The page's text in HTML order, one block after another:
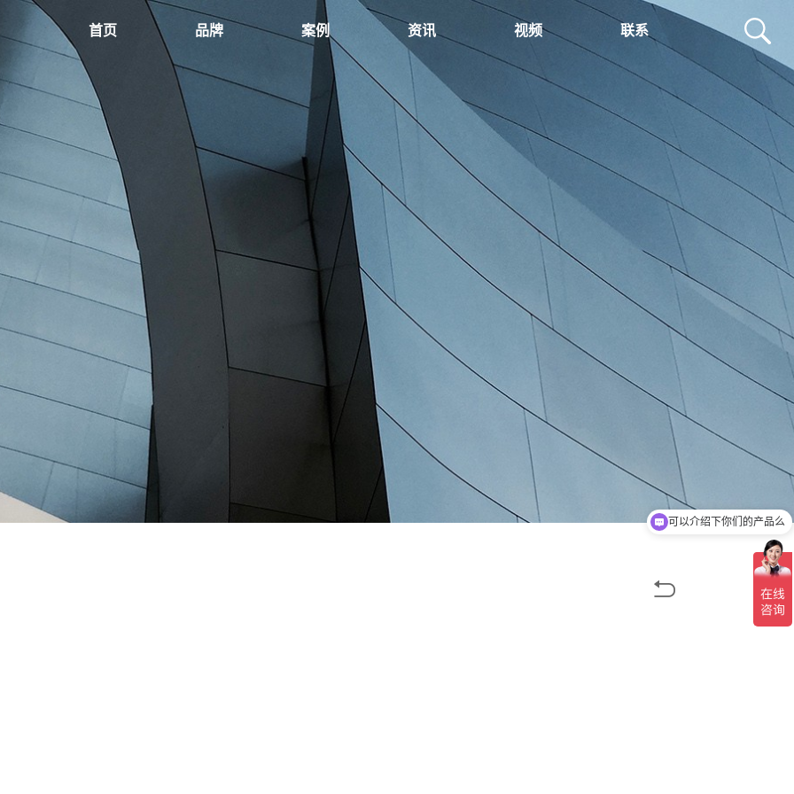
首页 品牌 案例 资讯 视频 联系

可以介绍下你们的产品么